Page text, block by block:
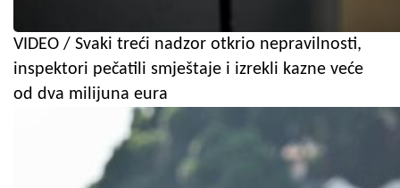
VIDEO / Svaki treći nadzor otkrio nepravilnosti,
inspektori pečatili smještaje i izrekli kazne veće
od dva milijuna eura